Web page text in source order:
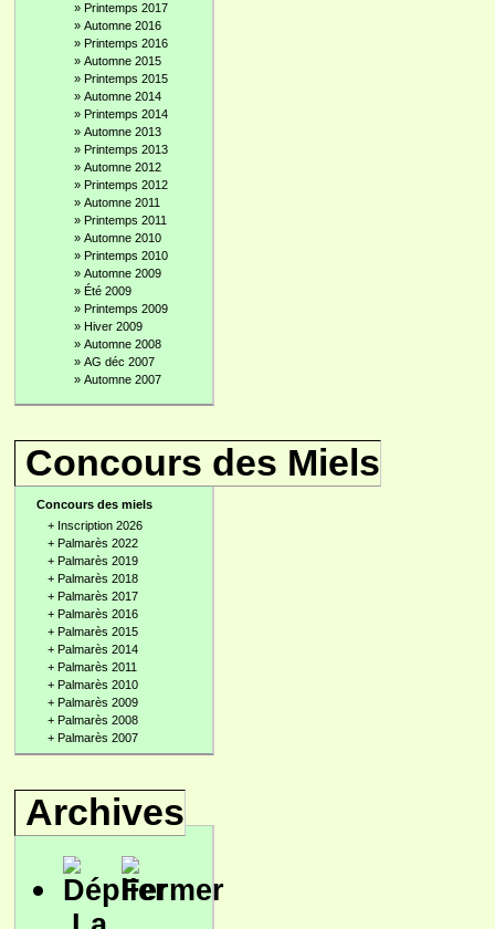
» Printemps 2017
» Automne 2016
» Printemps 2016
» Automne 2015
» Printemps 2015
» Automne 2014
» Printemps 2014
» Automne 2013
» Printemps 2013
» Automne 2012
» Printemps 2012
» Automne 2011
» Printemps 2011
» Automne 2010
» Printemps 2010
» Automne 2009
» Été 2009
» Printemps 2009
» Hiver 2009
» Automne 2008
» AG déc 2007
» Automne 2007
Concours des Miels
Concours des miels
+ Inscription 2026
+ Palmarès 2022
+ Palmarès 2019
+ Palmarès 2018
+ Palmarès 2017
+ Palmarès 2016
+ Palmarès 2015
+ Palmarès 2014
+ Palmarès 2011
+ Palmarès 2010
+ Palmarès 2009
+ Palmarès 2008
+ Palmarès 2007
Archives